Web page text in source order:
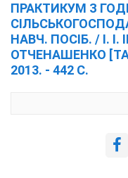
ПРАКТИКУМ З
НАВЧ. ПОСІБ. / І. І.
ОТЧЕНАШЕНКО
2013. - 442 С.